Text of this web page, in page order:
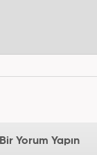
Bir Yorum Yapın